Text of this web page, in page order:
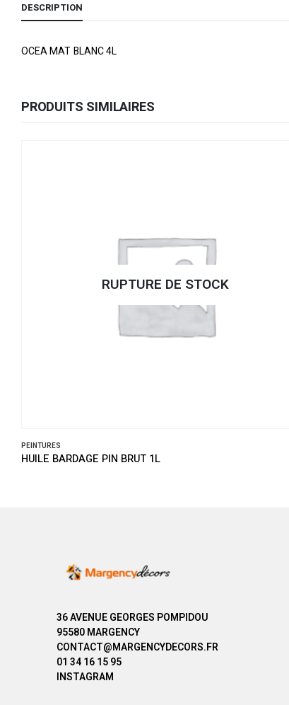
DESCRIPTION
OCEA MAT BLANC 4L
PRODUITS SIMILAIRES
RUPTURE DE STOCK
PEINTURES
HUILE BARDAGE PIN BRUT 1L
36 AVENUE GEORGES POMPIDOU
95580 MARGENCY
CONTACT@MARGENCYDECORS.FR
01 34 16 15 95
INSTAGRAM